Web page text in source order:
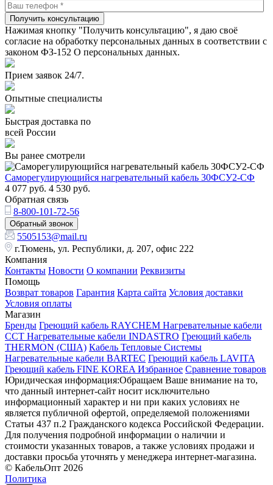
Получить консультацию
Нажимая кнопку "Получить консультацию", я даю своё
согласие на обработку персональных данных в соответствии с
законом ФЗ-152 О персональных данных.
Прием заявок 24/7.
Опытные специалисты
Быстрая доставка по
всей России
Вы ранее смотрели
Саморегулирующийся нагревательный кабель 30ФСУ2-СФ
4 077 руб. 4 530 руб.
Обратная связь
8-800-101-72-56
Обратный звонок
5505153@mail.ru
г.Тюмень, ул. Республики, д. 207, офис 222
Компания
Контакты Новости О компании Реквизиты
Помощь
Возврат товаров Гарантия Карта сайта Условия доставки
Условия оплаты
Магазин
Бренды Греющий кабель RAYCHEM Нагревательные кабели
ССТ Нагревательные кабели INDASTRO Греющий кабель
THERMON (США) Кабель Тепловые Системы
Нагревательные кабели BARTEC Греющий кабель LAVITA
Греющий кабель FINE KOREA Избранное Сравнение товаров
Юридическая информация:Обращаем Ваше внимание на то,
что данный интернет-сайт носит исключительно
информационный характер и ни при каких условиях не
является публичной офертой, определяемой положениями
Статьи 437 п.2 Гражданского кодекса Российской Федерации.
Для получения подробной информации о наличии и
стоимости указанных товаров, а также условиях продажи и
доставки просьба уточнять у менеджера интернет-магазина.
© КабельОпт 2026
Политика